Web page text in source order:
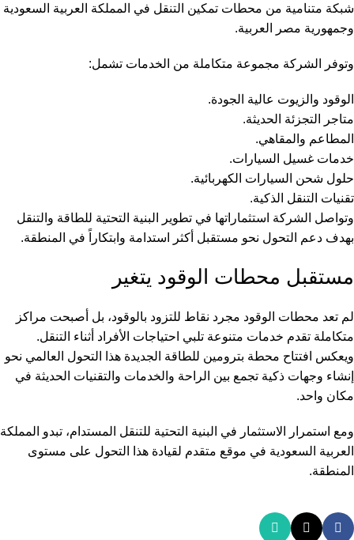
شبكة متنامية من محطات تمكين التنقل في المملكة العربية السعودية
وجمهورية مصر العربية.
وتوفر الشركة مجموعة متكاملة من الخدمات تشمل:
الوقود والزيوت عالية الجودة.
متاجر التجزئة الحديثة.
المطاعم والمقاهي.
خدمات غسيل السيارات.
حلول شحن السيارات الكهربائية.
تقنيات التنقل الذكية.
وتواصل الشركة استثماراتها في تطوير البنية التحتية للطاقة والتنقل
بهدف دعم التحول نحو مستقبل أكثر استدامة وابتكاراً في المنطقة.
مستقبل محطات الوقود يتغير
لم تعد محطات الوقود مجرد نقاط للتزود بالوقود، بل أصبحت مراكز
متكاملة تقدم خدمات متنوعة تلبي احتياجات الأفراد أثناء التنقل.
ويعكس افتتاح محطة بترومين للطاقة الجديدة هذا التحول العالمي نحو
إنشاء وجهات ذكية تجمع بين الراحة والخدمات والتقنيات الحديثة في
مكان واحد.
ومع استمرار الاستثمار في البنية التحتية للتنقل المستدام، تبدو المملكة
العربية السعودية في موقع متقدم لقيادة هذا التحول على مستوى
المنطقة.